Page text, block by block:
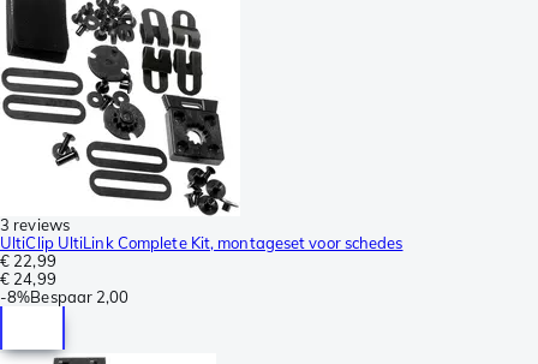
3 reviews
UltiClip UltiLink Complete Kit, montageset voor schedes
€ 22,99
€ 24,99
-8%Bespaar 2,00